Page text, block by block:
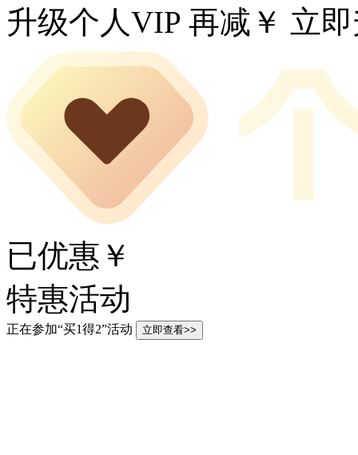
升级个人VIP 再减￥ 立
已优惠￥
特惠活动
正在参加“买1得2”活动 立即查看>>